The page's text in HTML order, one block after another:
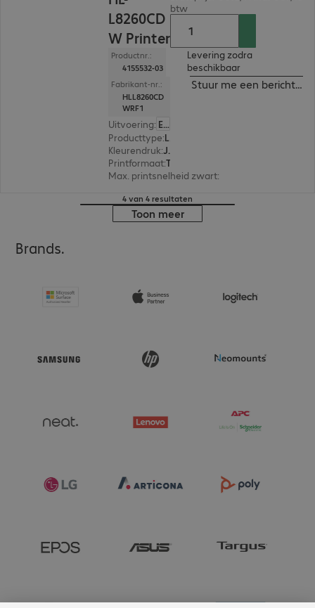
L8260CD
W Printer
Productnr.:
4155532-03
Fabrikant-nr.:
HLL8260CD
WRF1
Uitvoering: Europa
Producttype:
Kleurendruk: Ja
Printformaat: Tot max. A4
Max. printsnelheid zwart:
btw
Levering zodra
beschikbaar
Stuur me een bericht
4 van 4 resultaten
Toon meer
Brands.